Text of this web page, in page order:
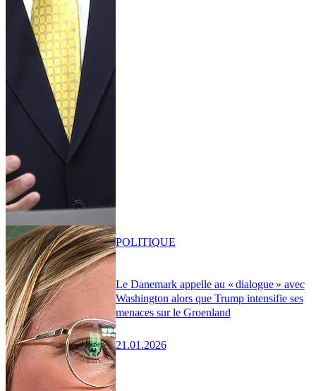
Le Danemark appelle au « dialogue » avec
Washington alors que Trump intensifie ses
menaces sur le Groenland
21.01.2026
POLITIQUE